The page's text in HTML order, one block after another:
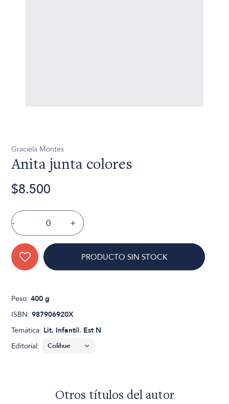
Graciela Montes
Anita junta colores
$8.500
- +
PRODUCTO SIN STOCK
Peso:400 g
ISBN:987906920X
Temática: Lit. Infantil. Est N
Editorial:
Otros títulos del autor